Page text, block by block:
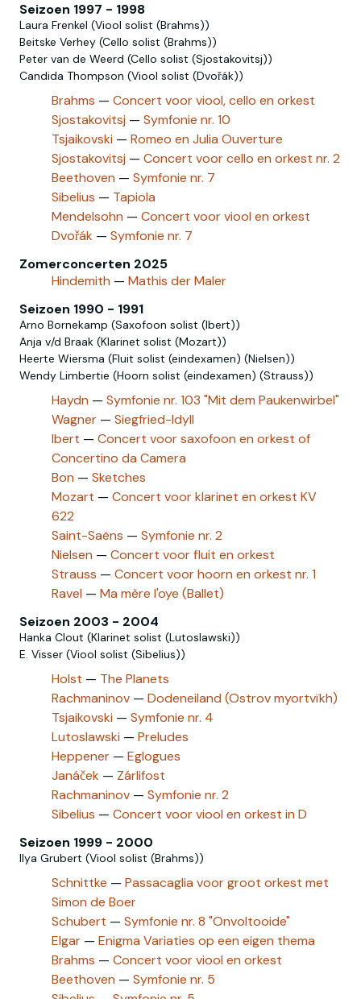
Seizoen 1997 - 1998
Laura Frenkel (Viool solist (Brahms))
Beitske Verhey (Cello solist (Brahms))
Peter van de Weerd (Cello solist (Sjostakovitsj))
Candida Thompson (Viool solist (Dvořák))
Brahms — Concert voor viool, cello en orkest
Sjostakovitsj — Symfonie nr. 10
Tsjaikovski — Romeo en Julia Ouverture
Sjostakovitsj‎ — Concert voor cello en orkest nr. 2
Beethoven — Symfonie nr. 7
Sibelius — Tapiola
Mendelsohn — Concert voor viool en orkest
Dvořák — Symfonie nr. 7
Zomerconcerten 2025
Hindemith — Mathis der Maler
Seizoen 1990 - 1991
Arno Bornekamp (Saxofoon solist (Ibert))
Anja v/d Braak (Klarinet solist (Mozart))
Heerte Wiersma (Fluit solist (eindexamen) (Nielsen))
Wendy Limbertie (Hoorn solist (eindexamen) (Strauss))
Haydn — Symfonie nr. 103 "Mit dem Paukenwirbel"
Wagner — Siegfried-Idyll
Ibert — Concert voor saxofoon en orkest of
Concertino da Camera
Bon — Sketches
Mozart — Concert voor klarinet en orkest KV
622
Saint-Saëns — Symfonie nr. 2
Nielsen — Concert voor fluit en orkest
Strauss — Concert voor hoorn en orkest nr. 1
Ravel — Ma mère l'oye (Ballet)
Seizoen 2003 - 2004
Hanka Clout (Klarinet solist (Lutoslawski))
E. Visser (Viool solist (Sibelius))
Holst — The Planets
Rachmaninov — Dodeneiland (Ostrov myortvïkh)
Tsjaikovski — Symfonie nr. 4
Lutoslawski — Preludes
Heppener — Eglogues
Janáček — Zárlifost
Rachmaninov‎ — Symfonie nr. 2
Sibelius — Concert voor viool en orkest in D
Seizoen 1999 - 2000
Ilya Grubert (Viool solist (Brahms))
Schnittke — Passacaglia voor groot orkest met
Simon de Boer
Schubert — Symfonie nr. 8 "Onvoltooide"
Elgar — Enigma Variaties op een eigen thema
Brahms — Concert voor viool en orkest
Beethoven — Symfonie nr. 5